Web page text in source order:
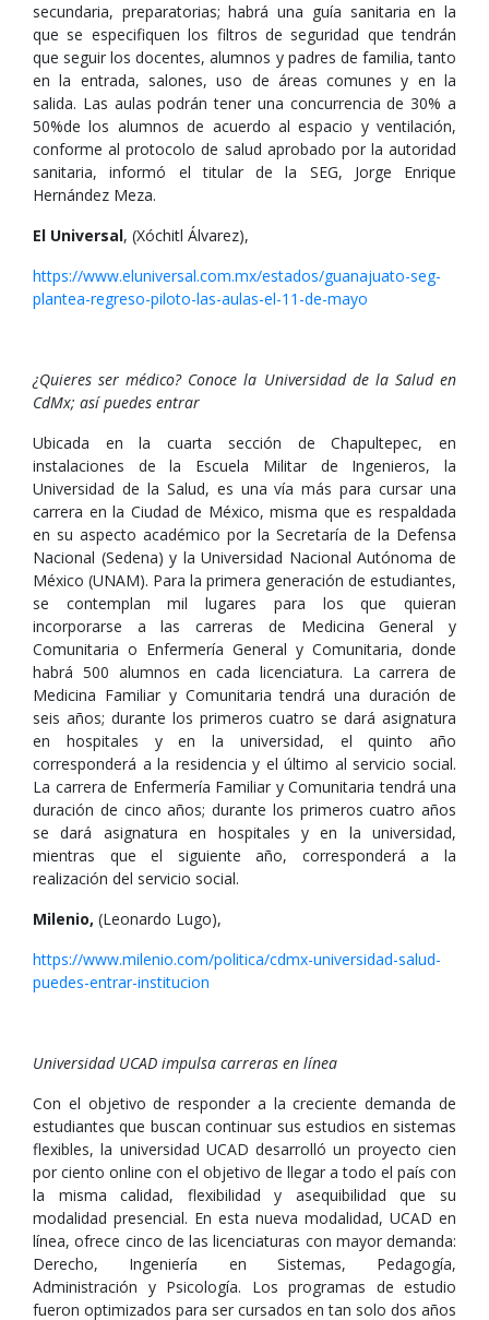
secundaria, preparatorias; habrá una guía sanitaria en la
que se especifiquen los filtros de seguridad que tendrán
que seguir los docentes, alumnos y padres de familia, tanto
en la entrada, salones, uso de áreas comunes y en la
salida. Las aulas podrán tener una concurrencia de 30% a
50%de los alumnos de acuerdo al espacio y ventilación,
conforme al protocolo de salud aprobado por la autoridad
sanitaria, informó el titular de la SEG, Jorge Enrique
Hernández Meza.
El Universal, (Xóchitl Álvarez),
https://www.eluniversal.com.mx/estados/guanajuato-seg-
plantea-regreso-piloto-las-aulas-el-11-de-mayo
¿Quieres ser médico? Conoce la Universidad de la Salud en
CdMx; así puedes entrar
Ubicada en la cuarta sección de Chapultepec, en
instalaciones de la Escuela Militar de Ingenieros, la
Universidad de la Salud, es una vía más para cursar una
carrera en la Ciudad de México, misma que es respaldada
en su aspecto académico por la Secretaría de la Defensa
Nacional (Sedena) y la Universidad Nacional Autónoma de
México (UNAM). Para la primera generación de estudiantes,
se contemplan mil lugares para los que quieran
incorporarse a las carreras de Medicina General y
Comunitaria o Enfermería General y Comunitaria, donde
habrá 500 alumnos en cada licenciatura. La carrera de
Medicina Familiar y Comunitaria tendrá una duración de
seis años; durante los primeros cuatro se dará asignatura
en hospitales y en la universidad, el quinto año
corresponderá a la residencia y el último al servicio social.
La carrera de Enfermería Familiar y Comunitaria tendrá una
duración de cinco años; durante los primeros cuatro años
se dará asignatura en hospitales y en la universidad,
mientras que el siguiente año, corresponderá a la
realización del servicio social.
Milenio, (Leonardo Lugo),
https://www.milenio.com/politica/cdmx-universidad-salud-
puedes-entrar-institucion
Universidad UCAD impulsa carreras en línea
Con el objetivo de responder a la creciente demanda de
estudiantes que buscan continuar sus estudios en sistemas
flexibles, la universidad UCAD desarrolló un proyecto cien
por ciento online con el objetivo de llegar a todo el país con
la misma calidad, flexibilidad y asequibilidad que su
modalidad presencial. En esta nueva modalidad, UCAD en
línea, ofrece cinco de las licenciaturas con mayor demanda:
Derecho, Ingeniería en Sistemas, Pedagogía,
Administración y Psicología. Los programas de estudio
fueron optimizados para ser cursados en tan solo dos años